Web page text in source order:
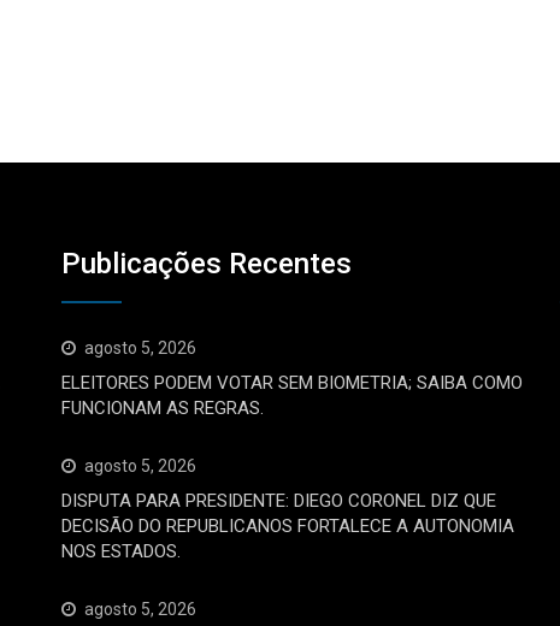
Publicações Recentes
agosto 5, 2026
ELEITORES PODEM VOTAR SEM BIOMETRIA; SAIBA COMO
FUNCIONAM AS REGRAS.
agosto 5, 2026
DISPUTA PARA PRESIDENTE: DIEGO CORONEL DIZ QUE
DECISÃO DO REPUBLICANOS FORTALECE A AUTONOMIA
NOS ESTADOS.
agosto 5, 2026